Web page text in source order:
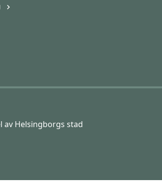
av Helsingborgs stad